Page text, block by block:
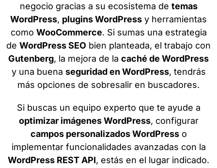
negocio gracias a su ecosistema de temas
WordPress, plugins WordPress y herramientas
como WooCommerce. Si sumas una estrategia
de WordPress SEO bien planteada, el trabajo con
Gutenberg, la mejora de la caché de WordPress
y una buena seguridad en WordPress, tendrás
más opciones de sobresalir en buscadores.
Si buscas un equipo experto que te ayude a
optimizar imágenes WordPress, configurar
campos personalizados WordPresso
implementar funcionalidades avanzadas con la
WordPress REST API, estás en el lugar indicado.